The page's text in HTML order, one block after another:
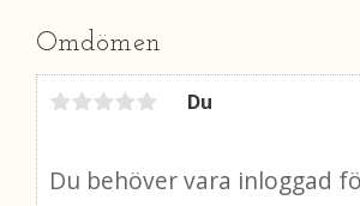
Omdömen
Du